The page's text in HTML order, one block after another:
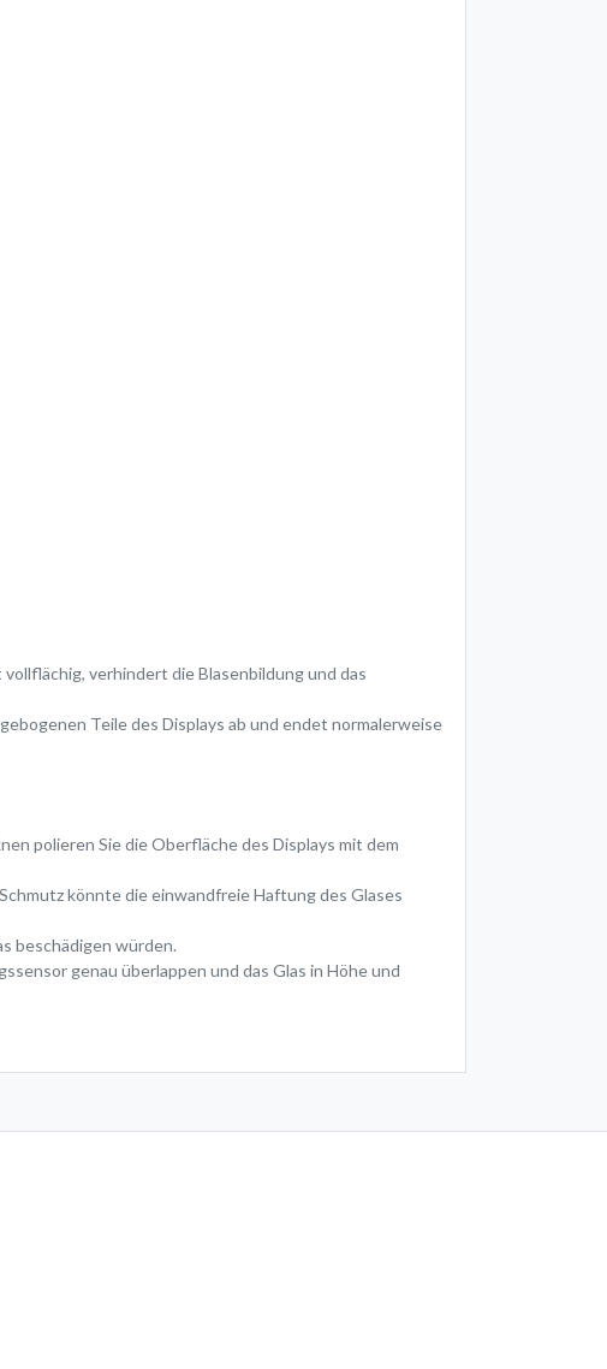
verhindert die Blasenbildung und das
Teile des Displays ab und endet normalerweise
polieren Sie die Oberfläche des Displays mit dem
könnte die einwandfreie Haftung des Glases
beschädigen würden.
genau überlappen und das Glas in Höhe und